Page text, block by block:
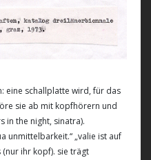
eine schallplatte wird, für das
sie ab mit kopfhörern und
in the night, sinatra).
„valie ist auf
ihr kopf). sie trägt